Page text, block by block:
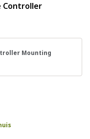
Controller
Mounting